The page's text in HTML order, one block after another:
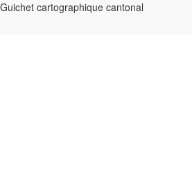
Guichet cartographique cantonal
Données
Effacer tous les résultats